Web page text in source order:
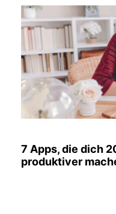
7 Apps, die dich
produktiver